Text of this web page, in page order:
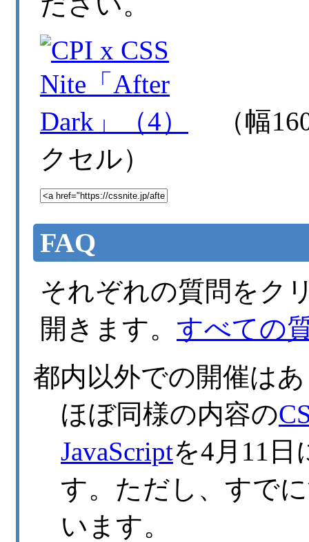
（幅
クセル）
FAQ
それぞれの質問をク
開きます。 すべての
都内以外での開催は
ほぼ同様の内容の
JavaScriptを4月11
す。ただし、すで
います。